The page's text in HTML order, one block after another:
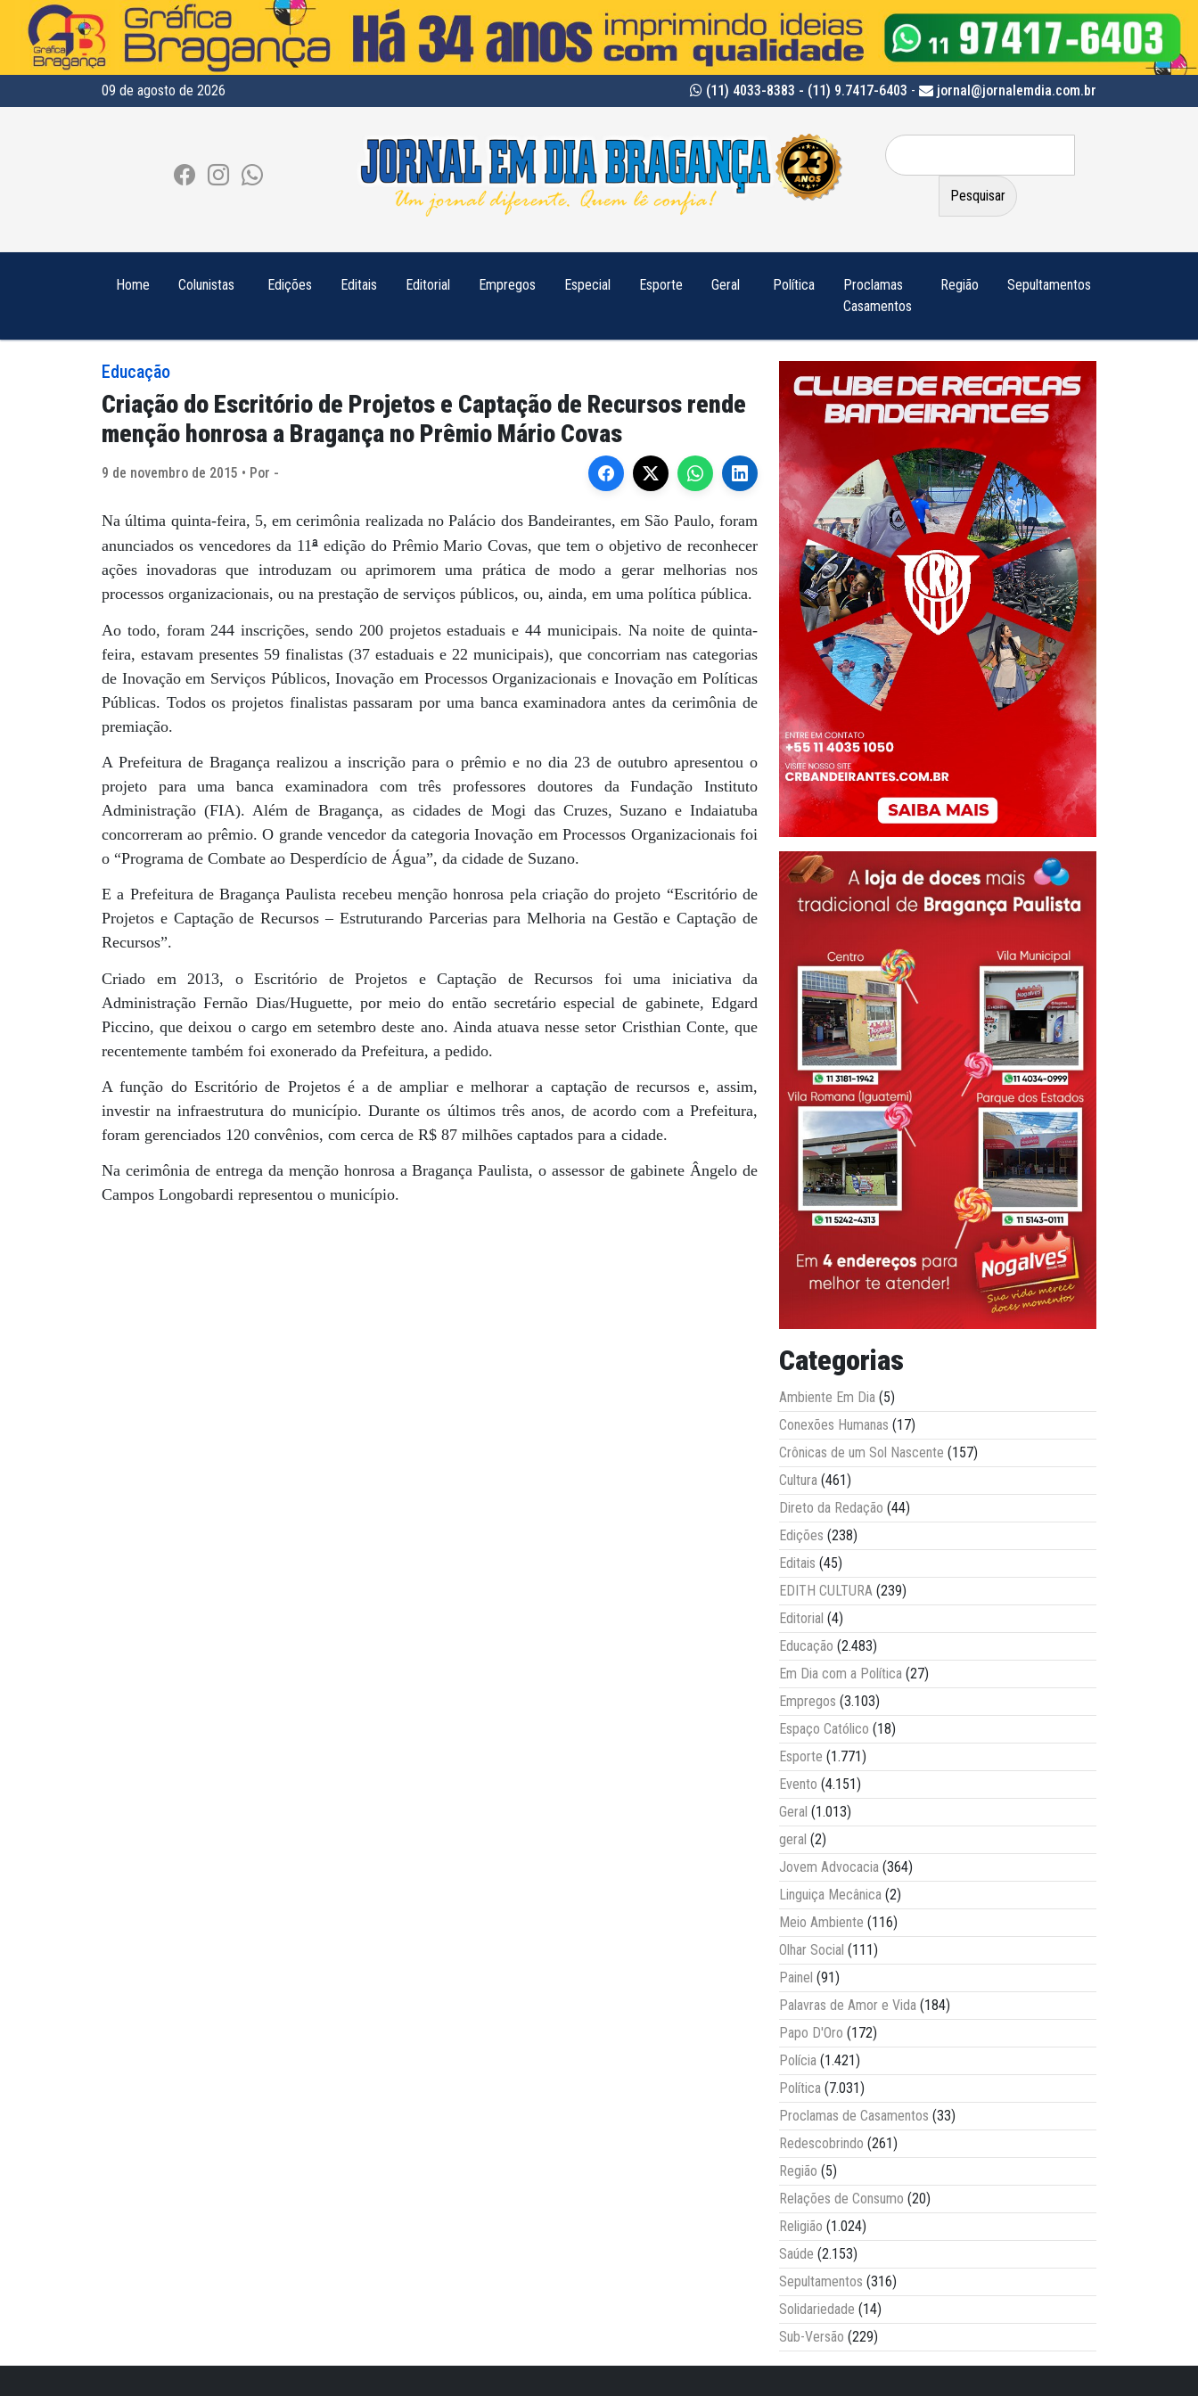
09 de agosto de 2026 (11) 4033-8383 - (11) 9.7417-6403 - jornal@jornalemdia.com.br
Pesquisar
por:
Home Colunistas Edições Editais Editorial Empregos Especial Esporte Geral Política
Proclamas
Casamentos
Região Sepultamentos
Educação
Criação do Escritório de Projetos e Captação de Recursos rende
menção honrosa a Bragança no Prêmio Mário Covas
9 de novembro de 2015 • Por -
Na última quinta-feira, 5, em cerimônia realizada no Palácio dos Bandeirantes, em São Paulo, foram
anunciados os vencedores da 11ªedição do Prêmio Mario Covas, que tem o objetivo de reconhecer
ações inovadoras que introduzam ou aprimorem uma prática de modo a gerar melhorias nos
processos organizacionais, ou na prestação de serviços públicos, ou, ainda, em uma política pública.
Ao todo, foram 244 inscrições, sendo 200 projetos estaduais e 44 municipais. Na noite de quinta-
feira, estavam presentes 59 finalistas (37 estaduais e 22 municipais), que concorriam nas categorias
de Inovação em Serviços Públicos, Inovação em Processos Organizacionais e Inovação em Políticas
Públicas. Todos os projetos finalistas passaram por uma banca examinadora antes da cerimônia de
premiação.
A Prefeitura de Bragança realizou a inscrição para o prêmio e no dia 23 de outubro apresentou o
projeto para uma banca examinadora com três professores doutores da Fundação Instituto
Administração (FIA). Além de Bragança, as cidades de Mogi das Cruzes, Suzano e Indaiatuba
concorreram ao prêmio. O grande vencedor da categoria Inovação em Processos Organizacionais foi
o “Programa de Combate ao Desperdício de Água”, da cidade de Suzano.
E a Prefeitura de Bragança Paulista recebeu menção honrosa pela criação do projeto “Escritório de
Projetos e Captação de Recursos – Estruturando Parcerias para Melhoria na Gestão e Captação de
Recursos”.
Criado em 2013, o Escritório de Projetos e Captação de Recursos foi uma iniciativa da
Administração Fernão Dias/Huguette, por meio do então secretário especial de gabinete, Edgard
Piccino, que deixou o cargo em setembro deste ano. Ainda atuava nesse setor Cristhian Conte, que
recentemente também foi exonerado da Prefeitura, a pedido.
A função do Escritório de Projetos é a de ampliar e melhorar a captação de recursos e, assim,
investir na infraestrutura do município. Durante os últimos três anos, de acordo com a Prefeitura,
foram gerenciados 120 convênios, com cerca de R$ 87 milhões captados para a cidade.
Na cerimônia de entrega da menção honrosa a Bragança Paulista, o assessor de gabinete Ângelo de
Campos Longobardi representou o município.
Categorias
Ambiente Em Dia (5)
Conexões Humanas (17)
Crônicas de um Sol Nascente (157)
Cultura (461)
Direto da Redação (44)
Edições (238)
Editais (45)
EDITH CULTURA (239)
Editorial (4)
Educação (2.483)
Em Dia com a Política (27)
Empregos (3.103)
Espaço Católico (18)
Esporte (1.771)
Evento (4.151)
Geral (1.013)
geral (2)
Jovem Advocacia (364)
Linguiça Mecânica (2)
Meio Ambiente (116)
Olhar Social (111)
Painel (91)
Palavras de Amor e Vida (184)
Papo D'Oro (172)
Polícia (1.421)
Política (7.031)
Proclamas de Casamentos (33)
Redescobrindo (261)
Região (5)
Relações de Consumo (20)
Religião (1.024)
Saúde (2.153)
Sepultamentos (316)
Solidariedade (14)
Sub-Versão (229)